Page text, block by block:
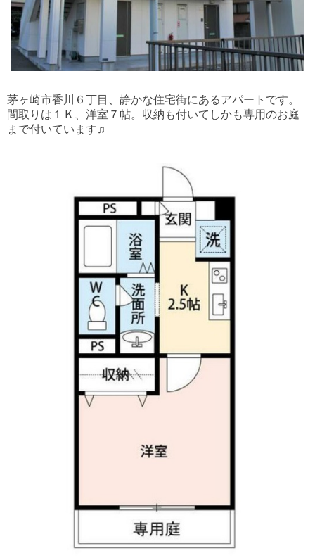
茅ヶ崎市香川６丁目、静かな住宅街にあるアパートです。
間取りは１Ｋ、洋室７帖。収納も付いてしかも専用のお庭
まで付いています♫